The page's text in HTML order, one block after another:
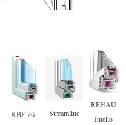
KBE 76 Streamline
REHAU
Intelio